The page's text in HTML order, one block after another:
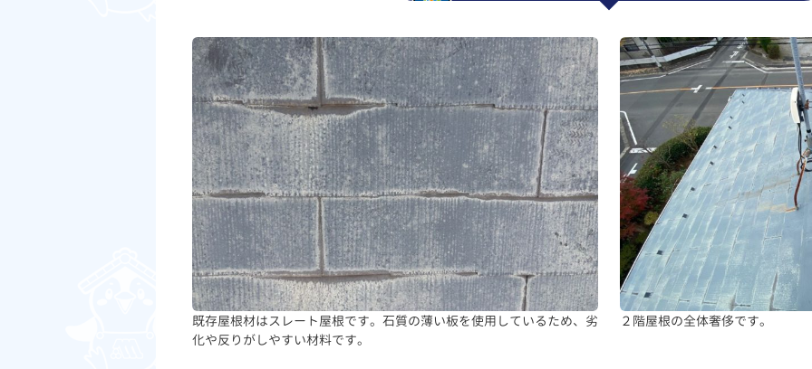
既存屋根材はスレート屋根です。石質の薄い板を使用しているため、劣
化や反りがしやすい材料です。
２階屋根の全体奢侈です。